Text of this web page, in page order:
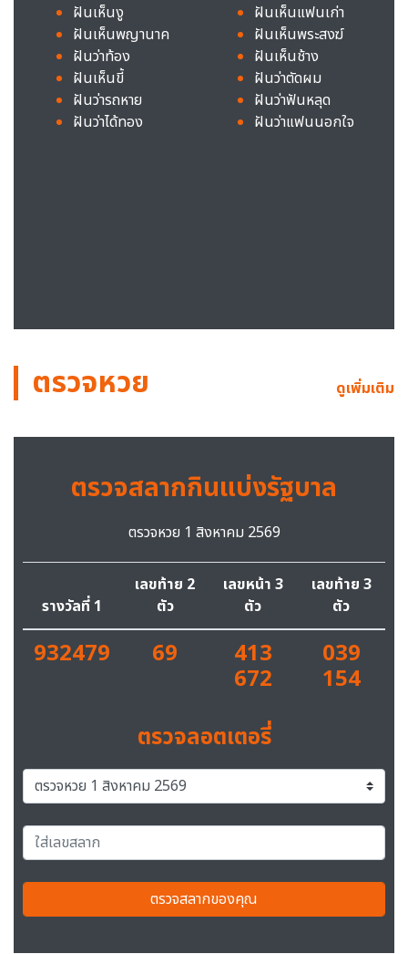
ฝันเห็นงู
ฝันเห็นพญานาค
ฝันว่าท้อง
ฝันเห็นขี้
ฝันว่ารถหาย
ฝันว่าได้ทอง
ฝันเห็นแฟนเก่า
ฝันเห็นพระสงฆ์
ฝันเห็นช้าง
ฝันว่าตัดผม
ฝันว่าฟันหลุด
ฝันว่าแฟนนอกใจ
ตรวจหวย ดูเพิ่มเติม
ตรวจสลากกินแบ่งรัฐบาล
ตรวจหวย 1 สิงหาคม 2569
รางวัลที่ 1
เลขท้าย 2
ตัว
เลขหน้า 3
ตัว
เลขท้าย 3
ตัว
932479 69 413
672
039
154
ตรวจลอตเตอรี่
ตรวจสลากของคุณ